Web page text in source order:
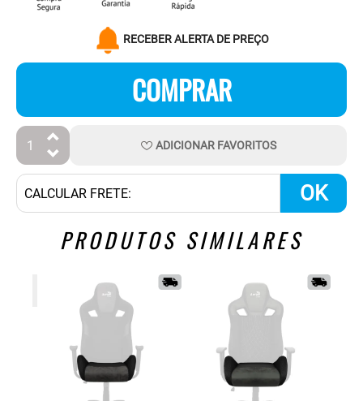
RECEBER ALERTA DE PREÇO
COMPRAR
ADICIONAR FAVORITOS
OK
PRODUTOS SIMILARES